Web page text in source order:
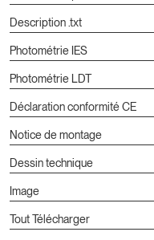
Description .txt
Photométrie IES
Photométrie LDT
Déclaration conformité CE
Notice de montage
Dessin technique
Image
Tout Télécharger